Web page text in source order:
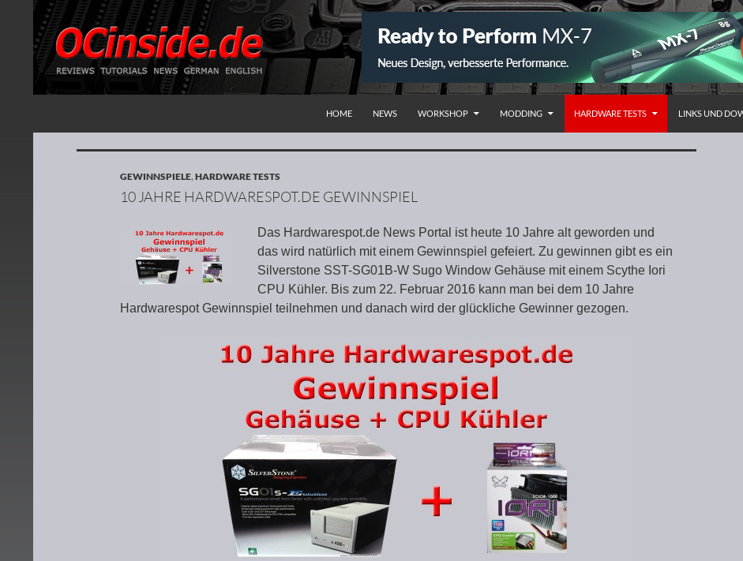
HOME
NEWS WORKSHOP MODDING HARDWARE TESTS LINKS UND
GEWINNSPIELE,HARDWARE TESTS
10 JAHRE HARDWARESPOT.DE GEWINNSPIEL
Das Hardwarespot.de News Portal ist heute 10 Jahre alt geworden und
das wird natürlich mit einem Gewinnspiel gefeiert. Zu gewinnen gibt es ein
Silverstone SST-SG01B-W Sugo Window Gehäuse mit einem Scythe Iori
CPU Kühler. Bis zum 22. Februar 2016 kann man bei dem 10 Jahre
Hardwarespot Gewinnspiel teilnehmen und danach wird der glückliche Gewinner gezogen.